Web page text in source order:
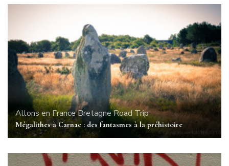
Allons en FranceBretagneRoad Trip
Mégalithes à Carnac : des fantasmes à la préhistoire